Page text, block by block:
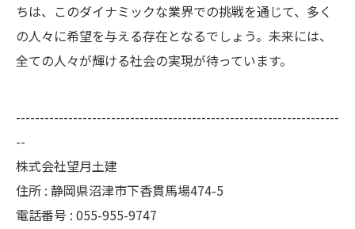
ちは、このダイナミックな業界での挑戦を通じて、多く
の人々に希望を与える存在となるでしょう。未来には、
全ての人々が輝ける社会の実現が待っています。
--------------------------------------------------------------------
--
株式会社望月土建
住所 : 静岡県沼津市下香貫馬場474-5
電話番号 : 055-955-9747